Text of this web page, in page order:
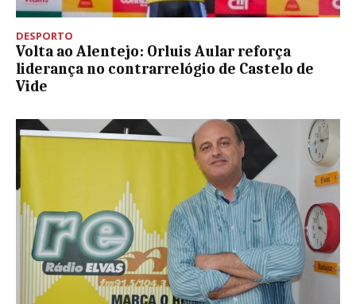
DESPORTO
Volta ao Alentejo: Orluis Aular reforça
liderança no contrarrelógio de Castelo de
Vide